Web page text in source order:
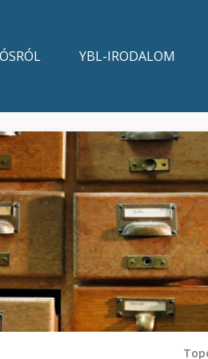
YBL-IRODALOM